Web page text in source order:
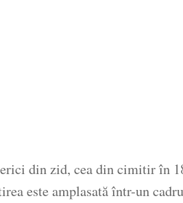
din zid, cea din cimitir în
este amplasată într-un